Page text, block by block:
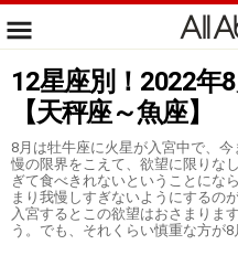
12星座別！2022年
【天秤座～魚座】
8月は牡牛座に火星が入宮中で、
慢の限界をこえて、欲望に限りな
ぎて食べきれないということにな
まり我慢しすぎないようにするの
入宮するとこの欲望はおさまりま
う。でも、それくらい慎重な方が